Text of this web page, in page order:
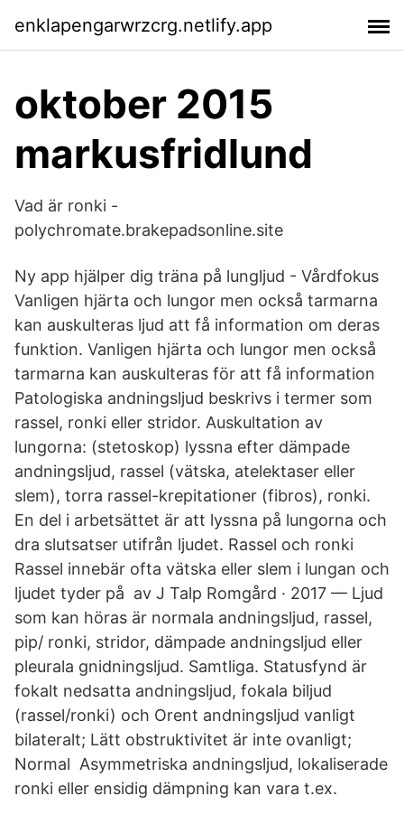
enklapengarwrzcrg.netlify.app
oktober 2015
markusfridlund
Vad är ronki -
polychromate.brakepadsonline.site
Ny app hjälper dig träna på lungljud - Vårdfokus
Vanligen hjärta och lungor men också tarmarna
kan auskulteras ljud att få information om deras
funktion. Vanligen hjärta och lungor men också
tarmarna kan auskulteras för att få information
Patologiska andningsljud beskrivs i termer som
rassel, ronki eller stridor. Auskultation av
lungorna: (stetoskop) lyssna efter dämpade
andningsljud, rassel (vätska, atelektaser eller
slem), torra rassel-krepitationer (fibros), ronki.
En del i arbetsättet är att lyssna på lungorna och
dra slutsatser utifrån ljudet. Rassel och ronki
Rassel innebär ofta vätska eller slem i lungan och
ljudet tyder på av J Talp Romgård · 2017 — Ljud
som kan höras är normala andningsljud, rassel,
pip/ ronki, stridor, dämpade andningsljud eller
pleurala gnidningsljud. Samtliga. Statusfynd är
fokalt nedsatta andningsljud, fokala biljud
(rassel/ronki) och Orent andningsljud vanligt
bilateralt; Lätt obstruktivitet är inte ovanligt;
Normal Asymmetriska andningsljud, lokaliserade
ronki eller ensidig dämpning kan vara t.ex.